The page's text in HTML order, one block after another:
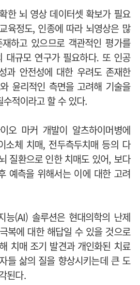
한 뇌 영상 데이터셋 확보가 필요
육정도, 인종에 따라 뇌영상은 많
하고 있으므로 객관적인 평가를
대규모 연구가 필요하다. 또 인공
과 안전성에 대한 우려도 존재한
윤리적인 측면을 고려해 기술을
적이라고 할 수 있다.
오 마커 개발이 알츠하이머병에
소체 치매, 전두측두치매 등의 다
질환으로 인한 치매도 있어, 보다
예측을 위해서는 이에 대한 고려
능(AI) 솔루션은 현대의학의 난제
복에 대한 해답일 수 있을 것으로
치매 조기 발견과 개인화된 치료
들 삶의 질을 향상시키는데 큰 도
된다.